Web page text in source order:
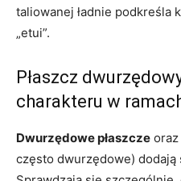
taliowanej ładnie podkreśla
„etui”.
Płaszcz
charakteru w
Dwurzędowe płaszcze
często dwurzędowe)